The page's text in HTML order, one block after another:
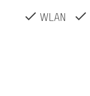
WLAN